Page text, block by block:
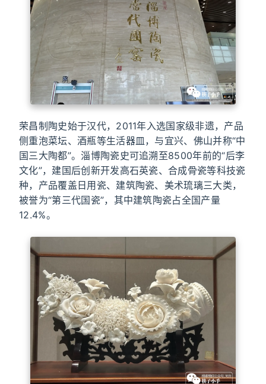
荣昌制陶史始于汉代，2011年入选国家级非遗，产品
侧重泡菜坛、酒瓶等生活器皿，与宜兴、佛山并称“中
国三大陶都”。淄博陶瓷史可追溯至8500年前的“后李
文化”，建国后创新开发高石英瓷、合成骨瓷等科技瓷
种，产品覆盖日用瓷、建筑陶瓷、美术琉璃三大类，
被誉为“第三代国瓷”，其中建筑陶瓷占全国产量
12.4%。